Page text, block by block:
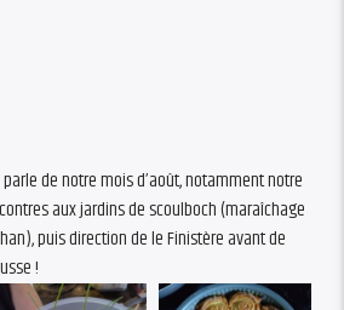
de notre mois d’août, notamment notre
aux jardins de scoulboch (maraîchage
puis direction de le Finistère avant de
!